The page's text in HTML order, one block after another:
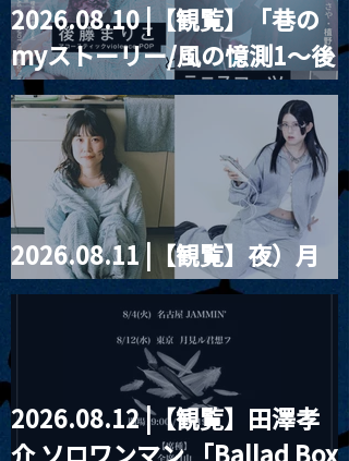
MoonRomantic
Channel1周年記念Live
2026.08.10 |【観覧】「巷の
myストーリー/風の憶測1～後
藤まりこアコースティック
violence POPとテニスコー
ツ」
2026.08.11 |【観覧】夜）月
見ル君想フpre. Sugar Shock
2026.08.12 |【観覧】田澤孝
介 ソロワンマン 「Ballad Box